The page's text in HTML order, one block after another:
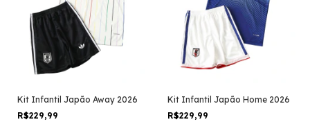
Kit Infantil Japão Away 2026
R$229,99
Kit Infantil Japão Home 2026
R$229,99